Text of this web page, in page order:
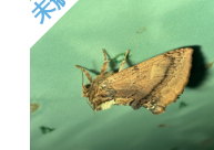
正体不明のカメムシ？
nevermore